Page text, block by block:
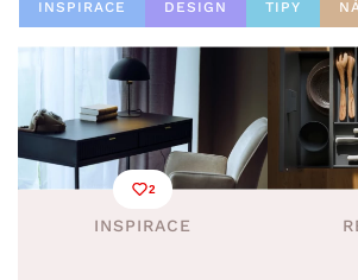
INSPIRACE DESIGN TIPY
2
INSPIRACE